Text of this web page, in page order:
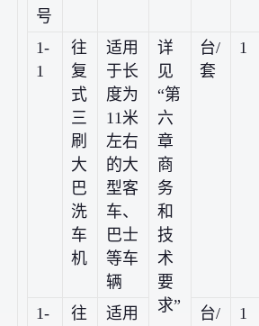
号
1-
1
往
复
式
三
刷
大
巴
洗
车
机
适用
于长
度为
11米
左右
的大
型客
车、
巴士
等车
辆
详
见
“第
六
章
商
务
和
技
术
要
求”
台/
套
1
1-
往
适用
台/
1